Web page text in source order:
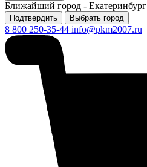
Ближайший город - Екатеринбург
Подтвердить Выбрать город
8 800 250-35-44 info@pkm2007.ru